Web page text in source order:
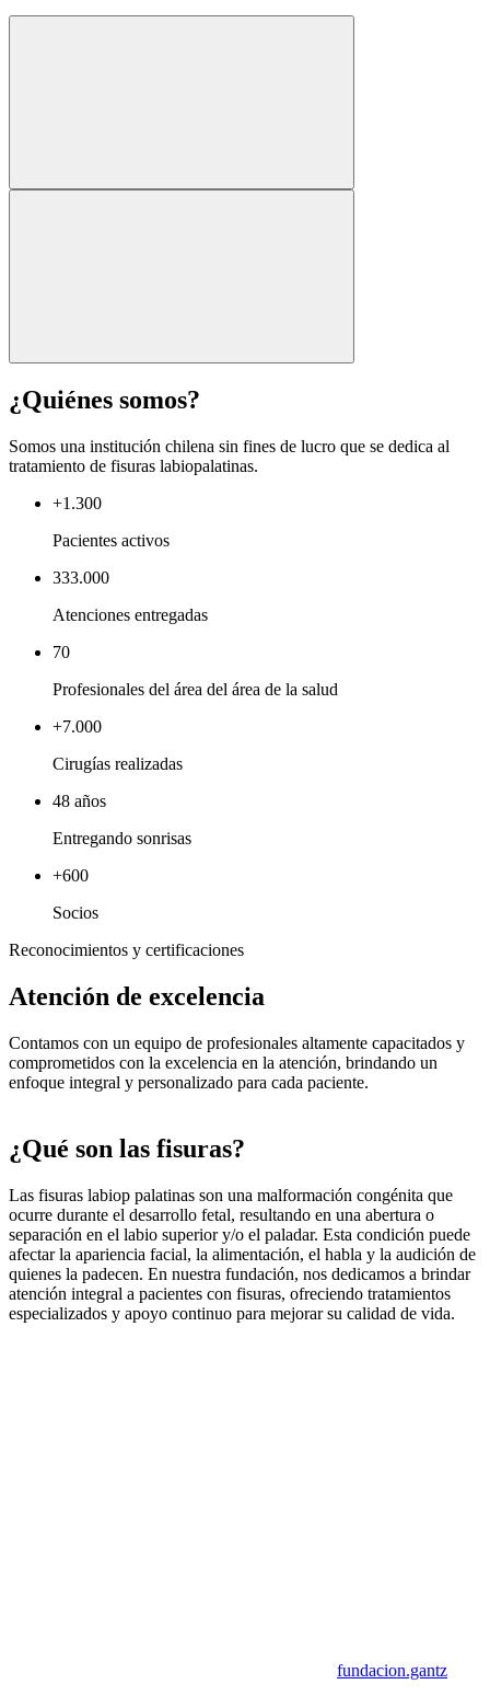
¿Quiénes somos?
Somos una institución chilena sin fines de lucro que se dedica al
tratamiento de fisuras labiopalatinas.
+1.300
Pacientes activos
333.000
Atenciones entregadas
70
Profesionales del área del área de la salud
+7.000
Cirugías realizadas
48 años
Entregando sonrisas
+600
Socios
Reconocimientos y certificaciones
Atención de excelencia
Contamos con un equipo de profesionales altamente capacitados y
comprometidos con la excelencia en la atención, brindando un
enfoque integral y personalizado para cada paciente.
¿Qué son las fisuras?
Las fisuras labiop palatinas son una malformación congénita que
ocurre durante el desarrollo fetal, resultando en una abertura o
separación en el labio superior y/o el paladar. Esta condición puede
afectar la apariencia facial, la alimentación, el habla y la audición de
quienes la padecen. En nuestra fundación, nos dedicamos a brindar
atención integral a pacientes con fisuras, ofreciendo tratamientos
especializados y apoyo continuo para mejorar su calidad de vida.
fundacion.gantz